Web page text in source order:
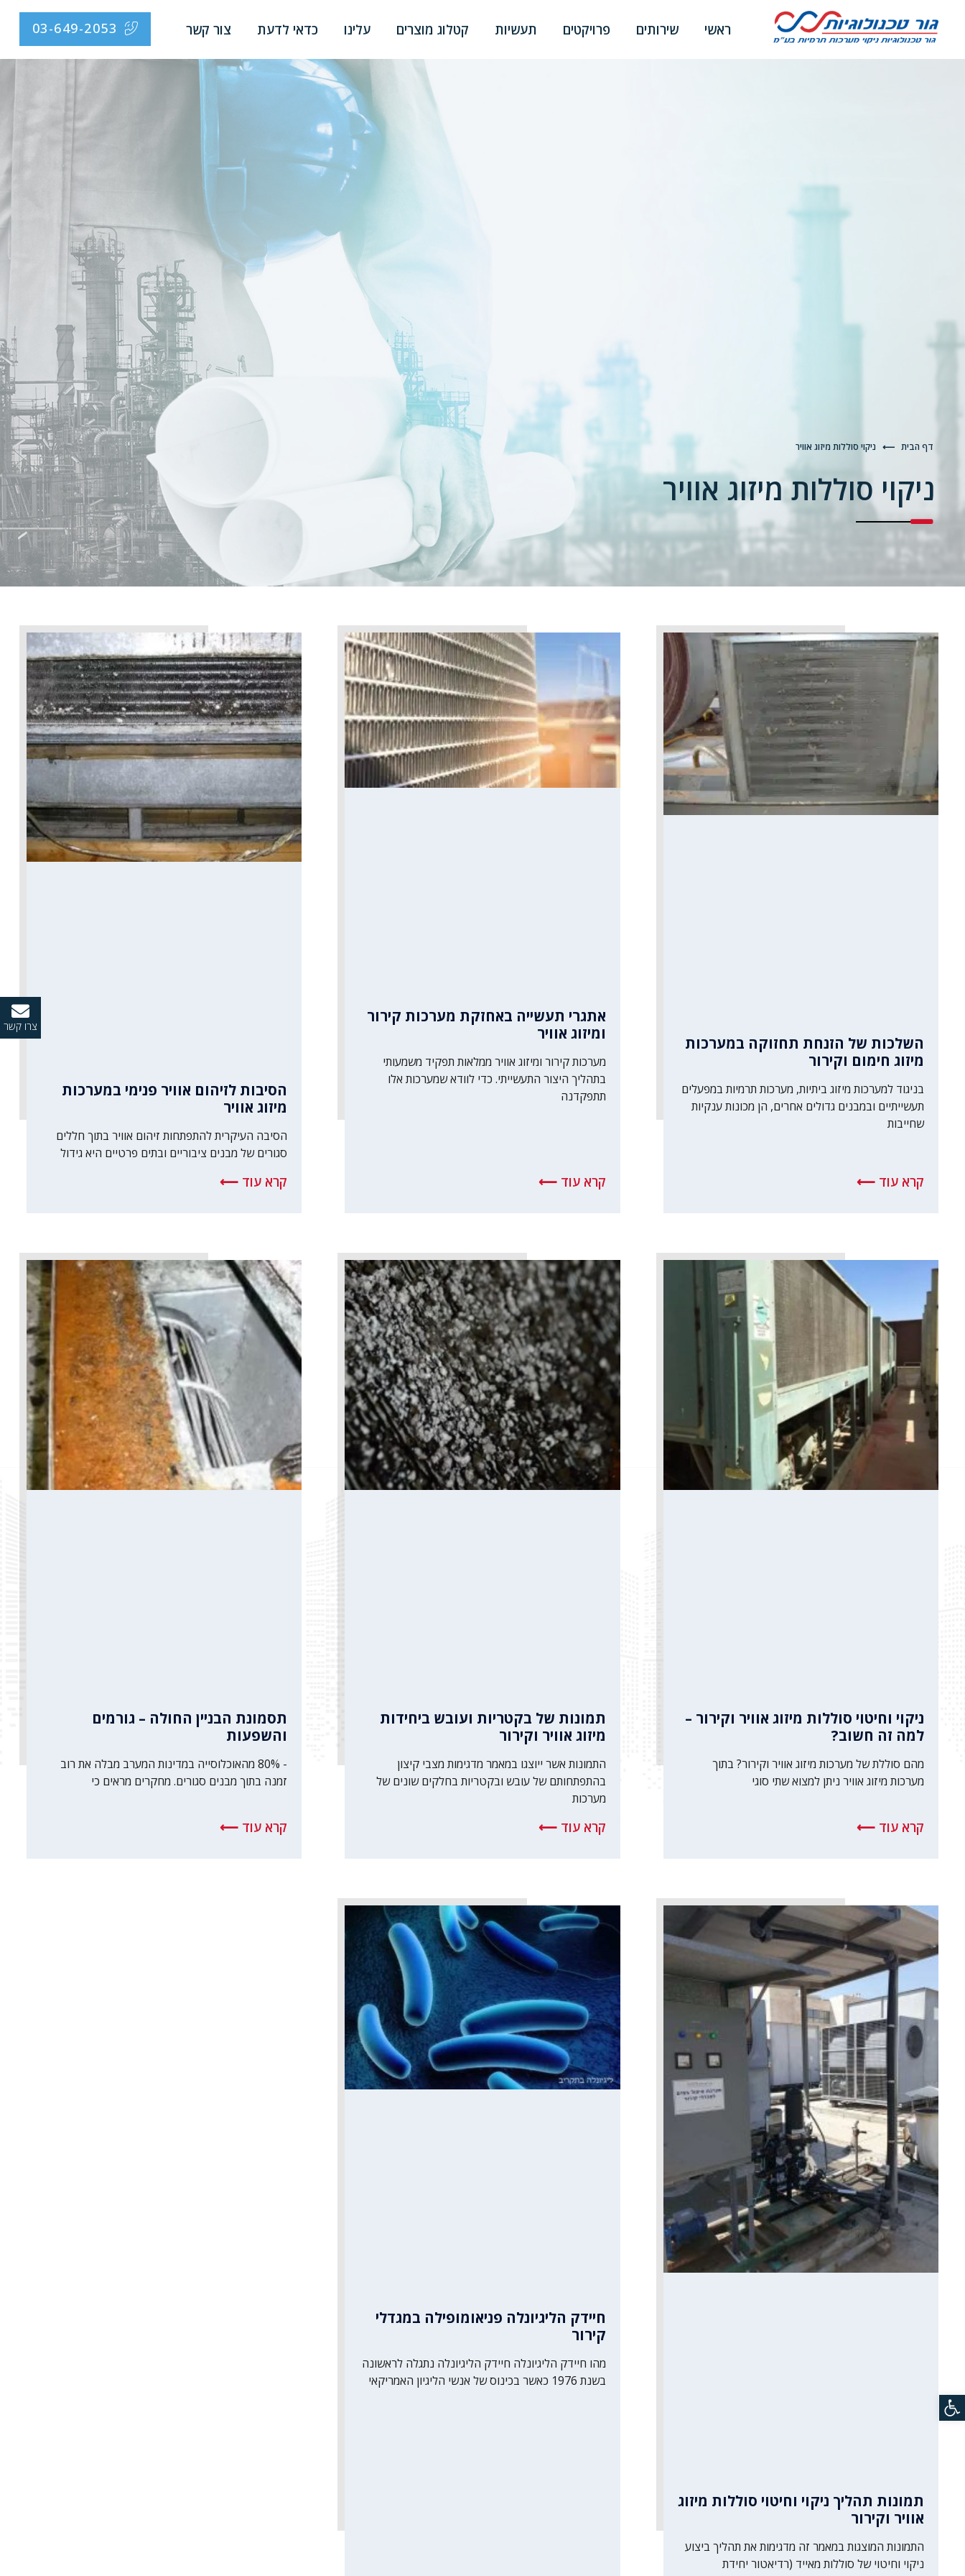
ראשי שירותים פרויקטים תעשיות קטלוג מוצרים עלינו כדאי לדעת צור קשר 03-649-2053
דף הבית ⟵ ניקוי סוללות מיזוג אוויר
ניקוי סוללות מיזוג אוויר
השלכות של הזנחת תחזוקה במערכות
מיזוג חימום וקירור
בניגוד למערכות מיזוג ביתיות, מערכות תרמיות במפעלים
תעשייתיים ובמבנים גדולים אחרים, הן מכונות ענקיות
שחייבות
קרא עוד ⟵
אתגרי תעשייה באחזקת מערכות קירור
ומיזוג אוויר
מערכות קירור ומיזוג אוויר ממלאות תפקיד משמעותי
בתהליך היצור התעשייתי. כדי לוודא שמערכות אלו
תתפקדנה
קרא עוד ⟵
הסיבות לזיהום אוויר פנימי במערכות
מיזוג אוויר
הסיבה העיקרית להתפתחות זיהום אוויר בתוך חללים
סגורים של מבנים ציבוריים ובתים פרטיים היא גידול
קרא עוד ⟵
ניקוי וחיטוי סוללות מיזוג אוויר וקירור –
למה זה חשוב?
מהם סוללת של מערכות מיזוג אוויר וקירור? בתוך
מערכות מיזוג אוויר ניתן למצוא שתי סוגי
קרא עוד ⟵
תמונות של בקטריות ועובש ביחידות
מיזוג אוויר וקירור
התמונות אשר ייוצגו במאמר מדגימות מצבי קיצון
בהתפתחותם של עובש ובקטריות בחלקים שונים של
מערכות
קרא עוד ⟵
תסמונת הבניין החולה – גורמים
והשפעות
- 80% מהאוכלוסייה במדינות המערב מבלה את רוב
זמנה בתוך מבנים סגורים. מחקרים מראים כי
קרא עוד ⟵
תמונות תהליך ניקוי וחיטוי סוללות מיזוג
אוויר וקירור
התמונות המוצגות במאמר זה מדגימות את תהליך ביצוע
ניקוי וחיטוי של סוללות מאייד (רדיאטור יחידת
חיידק הליגיונלה פניאומופילה במגדלי
קירור
מהו חיידק הליגיונלה חיידק הליגיונלה נתגלה לראשונה
בשנת 1976 כאשר בכינוס של אנשי הליגיון האמריקאי
צרו קשר
פתח סרגל נגישות